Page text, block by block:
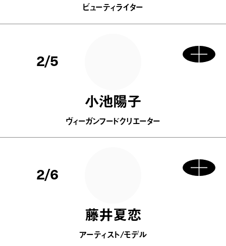
ビューティライター
2/5
小池陽子
ヴィーガンフードクリエーター
2/6
藤井夏恋
アーティスト/モデル